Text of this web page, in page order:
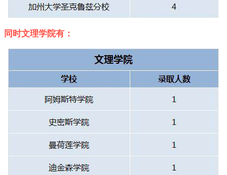
同时文理学院有：